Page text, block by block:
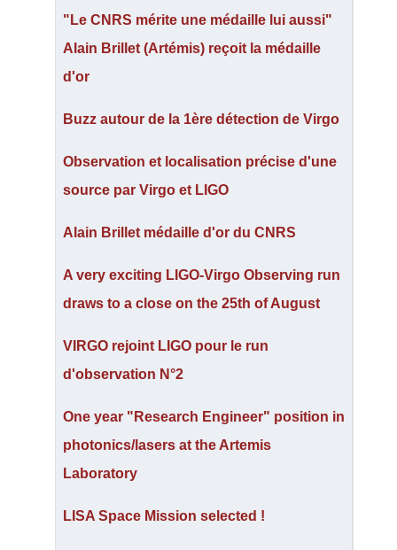
"Le CNRS mérite une médaille lui aussi"
Alain Brillet (Artémis) reçoit la médaille
d'or
Buzz autour de la 1ère détection de Virgo
Observation et localisation précise d'une
source par Virgo et LIGO
Alain Brillet médaille d'or du CNRS
A very exciting LIGO-Virgo Observing run
draws to a close on the 25th of August
VIRGO rejoint LIGO pour le run
d'observation N°2
One year "Research Engineer" position in
photonics/lasers at the Artemis
Laboratory
LISA Space Mission selected !